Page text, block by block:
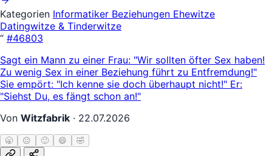
Kategorien Informatiker Beziehungen Ehewitze
Datingwitze & Tinderwitze
“ #46803
Sagt ein Mann zu einer Frau: "Wir sollten öfter Sex haben!
Zu wenig Sex in einer Beziehung führt zu Entfremdung!"
Sie empört: "Ich kenne sie doch überhaupt nicht!" Er:
"Siehst Du, es fängt schon an!"
Von Witzfabrik · 22.07.2026
🥱 😐 🙂 😄 🤣